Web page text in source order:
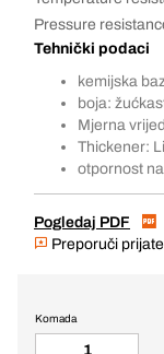
Pressure
Tehnički podaci
kemijska
boja:
Mjerna
Thickener:
otpornost
Pogledaj PDF
Preporuči
Komada